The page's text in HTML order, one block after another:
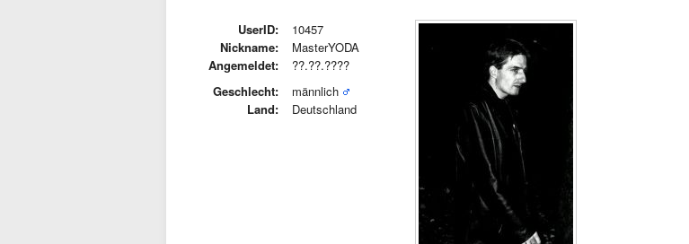
UserID:
10457
Nickname:
MasterYODA
Angemeldet:
??.??.????
Geschlecht:
männlich
Land:
Deutschland